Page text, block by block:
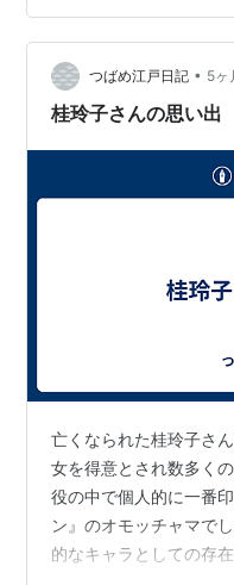
ップバーンの吹き替え
「エースを狙え！」の
されている声優さん…
つばめ江戸日記 • 5ヶ
桂玲子さんの思い出
亡くなられた桂玲子さ
女を得意とされ数多く
役の中で個人的に一番
ン』のオモッチャマで
的なキャラとしての存